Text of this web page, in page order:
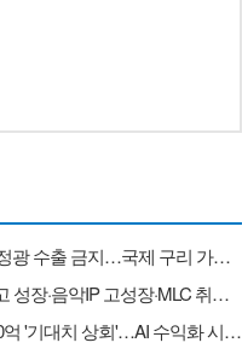
[원자재] 콩고민주공화국, 구리·코발트 정광 수출 금지…국제 구리 가격 강세 지속
[버핏 리포트] CJ ENM, 티빙 구독자/광고 성장·음악IP 고성장·MLC 취급고 성장으로 2Q 실적 선방 – NH
[버핏 리포트] 카카오, 2Q 영업이익 2770억 '기대치 상회'…AI 수익화 시간 필요 - 하나